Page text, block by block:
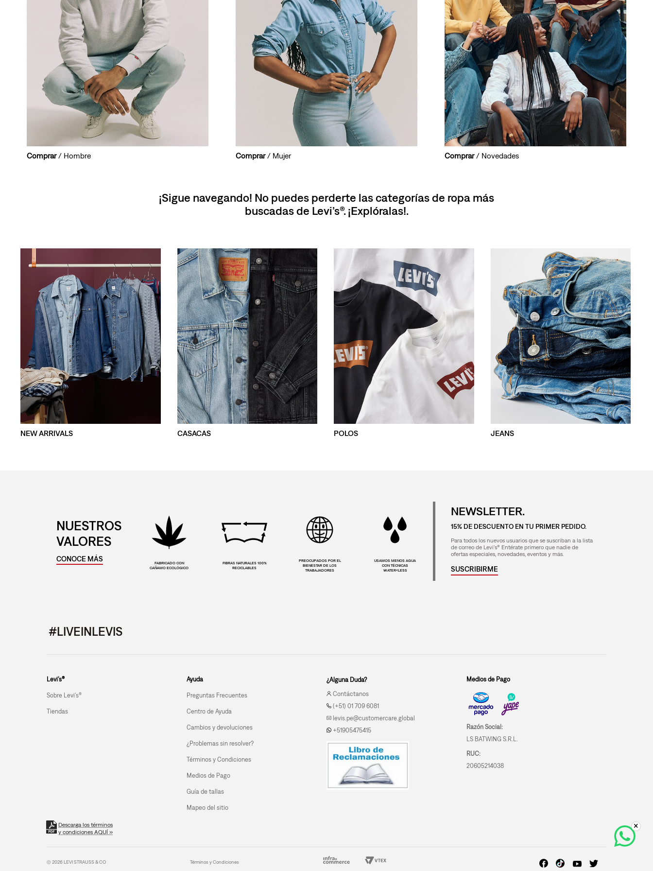
Comprar/ Hombre Comprar/ Mujer Comprar/ Novedades
¡Sigue navegando! No puedes perderte las categorías de ropa más
buscadas de Levi’s®. ¡Explóralas!.
NEW ARRIVALS CASACAS POLOS JEANS
NUESTROS
VALORES
CONOCE MÁS
FABRICADO CON
CAÑAMO ECOLÓGICO
FIBRAS NATURALES 100%
RECICLABLES
PREOCUPADOS POR EL
BIENESTAR DE LOS
TRABAJADORES
USAMOS MENOS AGUA
CON TÉCNICAS
WATER<LESS
NEWSLETTER.
15% DE DESCUENTO EN TU PRIMER PEDIDO.
Para todos los nuevos usuarios que se suscriban a la lista
de correo de Levi's® Entérate primero que nadie de
ofertas especiales, novedades, eventos y más.
SUSCRIBIRME
#LIVEINLEVIS
Levi’s®
Sobre Levi's®
Tiendas
Ayuda
Preguntas Frecuentes
Centro de Ayuda
Cambios y devoluciones
¿Problemas sin resolver?
Términos y Condiciones
Medios de Pago
Guía de tallas
Mapeo del sitio
¿Alguna Duda?
Contáctanos
(+51) 01 709 6081
levis.pe@customercare.global
+51905475415
Medios de Pago
Razón Social:
LS BATWING S.R.L.
RUC:
20605214038
Descarga los términos
y condiciones AQUÍ »
© 2026 LEVI STRAUSS & CO Términos y Condiciones
501 mujer